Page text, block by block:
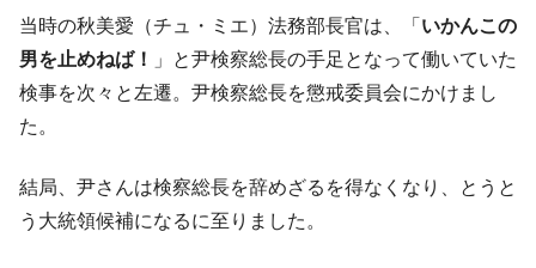
『Money1』
在韓米国大使スティールが着韓！⇒ さっそ
く空港に詰めかけ「出て行け！」「極右勢力」のプラカー
ドを掲げる「在韓反米勢力」
『Money1』
『Money1』
JPモルガン「韓国レバレッジETFの清算は
ほぼ終わった」
当時の秋美愛（チュ・ミエ）法務部長官は、「 いかんこの
男を止めねば！
」と尹検察総長の手足となって働いていた
検事を次々と左遷。尹検察総長を懲戒委員会にかけまし
た。
結局、尹さんは検察総長を辞めざるを得なくなり、とうと
う大統領候補になるに至りました。